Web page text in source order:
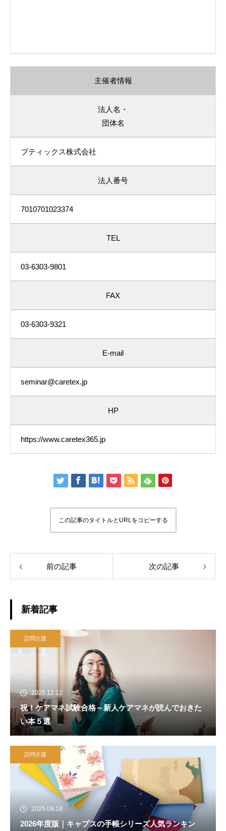
主催者情報
法人名・
団体名
ブティックス株式会社
法人番号
7010701023374
TEL
03-6303-9801
FAX
03-6303-9321
E-mail
seminar@caretex.jp
HP
https://www.caretex365.jp
この記事のタイトルとURLをコピーする
前の記事 次の記事
新着記事
訪問介護
2025.12.12
祝！ケアマネ試験合格～新人ケアマネが読んでおきた
い本５選
訪問介護
2025.09.18
2026年度版｜キャプスの手帳シリーズ人気ランキン